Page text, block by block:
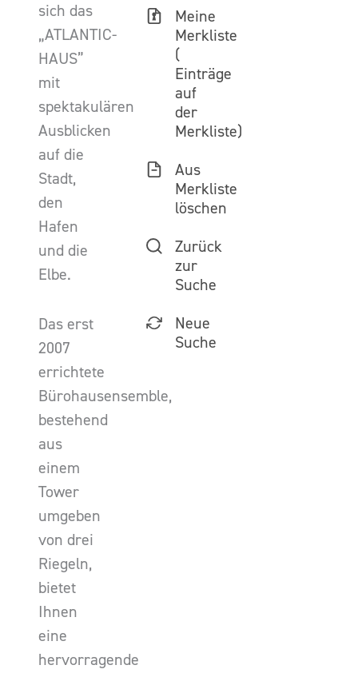
sich das
„ATLANTIC-
HAUS”
mit
spektakulären
Ausblicken
auf die
Stadt,
den
Hafen
und die
Elbe.
Das erst
2007
errichtete
Bürohausensemble,
bestehend
aus
einem
Tower
umgeben
von drei
Riegeln,
bietet
Ihnen
eine
hervorragende
Meine
Merkliste
(
Einträge
auf
der
Merkliste)
Aus
Merkliste
löschen
Zurück
zur
Suche
Neue
Suche